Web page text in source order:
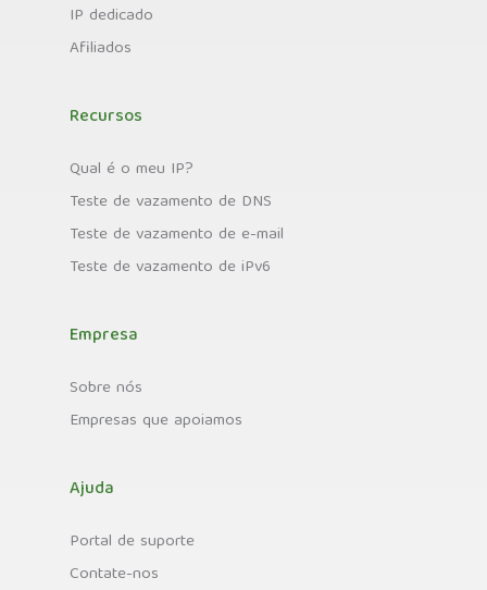
IP dedicado
Afiliados
Recursos
Qual é o meu IP?
Teste de vazamento de DNS
Teste de vazamento de e-mail
Teste de vazamento de iPv6
Empresa
Sobre nós
Empresas que apoiamos
Ajuda
Portal de suporte
Contate-nos